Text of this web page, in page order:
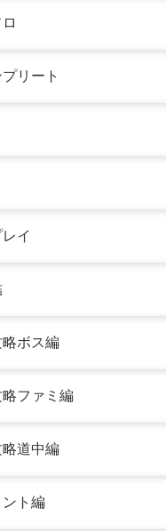
リート
イ
ボス編
ファミ編
道中編
ト編